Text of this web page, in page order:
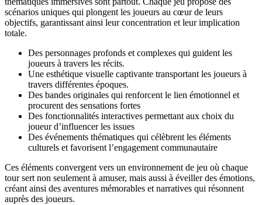
scénarios uniques qui plongent les joueurs au cœur de leurs
objectifs, garantissant ainsi leur concentration et leur implication
totale.
Des personnages profonds et complexes qui guident les
joueurs à travers les récits.
Une esthétique visuelle captivante transportant les joueurs à
travers différentes époques.
Des bandes originales qui renforcent le lien émotionnel et
procurent des sensations fortes
Des fonctionnalités interactives permettant aux choix du
joueur d’influencer les issues
Des événements thématiques qui célèbrent les éléments
culturels et favorisent l’engagement communautaire
Ces éléments convergent vers un environnement de jeu où chaque
tour sert non seulement à amuser, mais aussi à éveiller des émotions,
créant ainsi des aventures mémorables et narratives qui résonnent
auprès des joueurs.